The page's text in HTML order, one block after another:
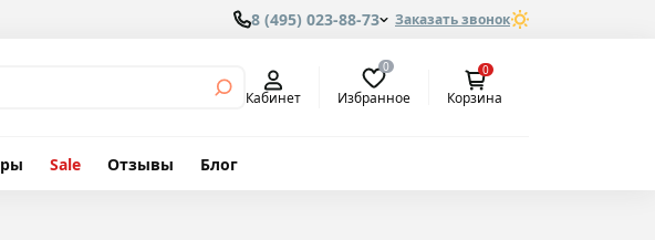
8 (495) 023-88-73 Заказать звонок
Кабинет
0
Избранное
0
Корзина
Sale Отзывы Блог